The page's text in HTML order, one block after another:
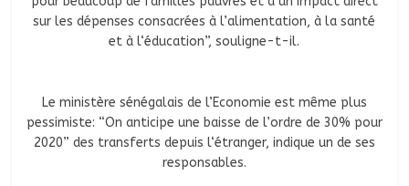
sur les dépenses consacrées à l’alimentation, à la santé
et à l‘éducation”, souligne-t-il.
Le ministère sénégalais de l’Economie est même plus
pessimiste: “On anticipe une baisse de l’ordre de 30% pour
2020” des transferts depuis l‘étranger, indique un de ses
responsables.